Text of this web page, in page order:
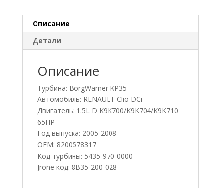
Описание
Детали
Описание
Турбина: BorgWarner KP35
Автомобиль: RENAULT Clio DCi
Двигатель: 1.5L D K9K700/K9K704/K9K710
65HP
Год выпуска: 2005-2008
OEM: 8200578317
Код турбины: 5435-970-0000
Jrone код: 8B35-200-028